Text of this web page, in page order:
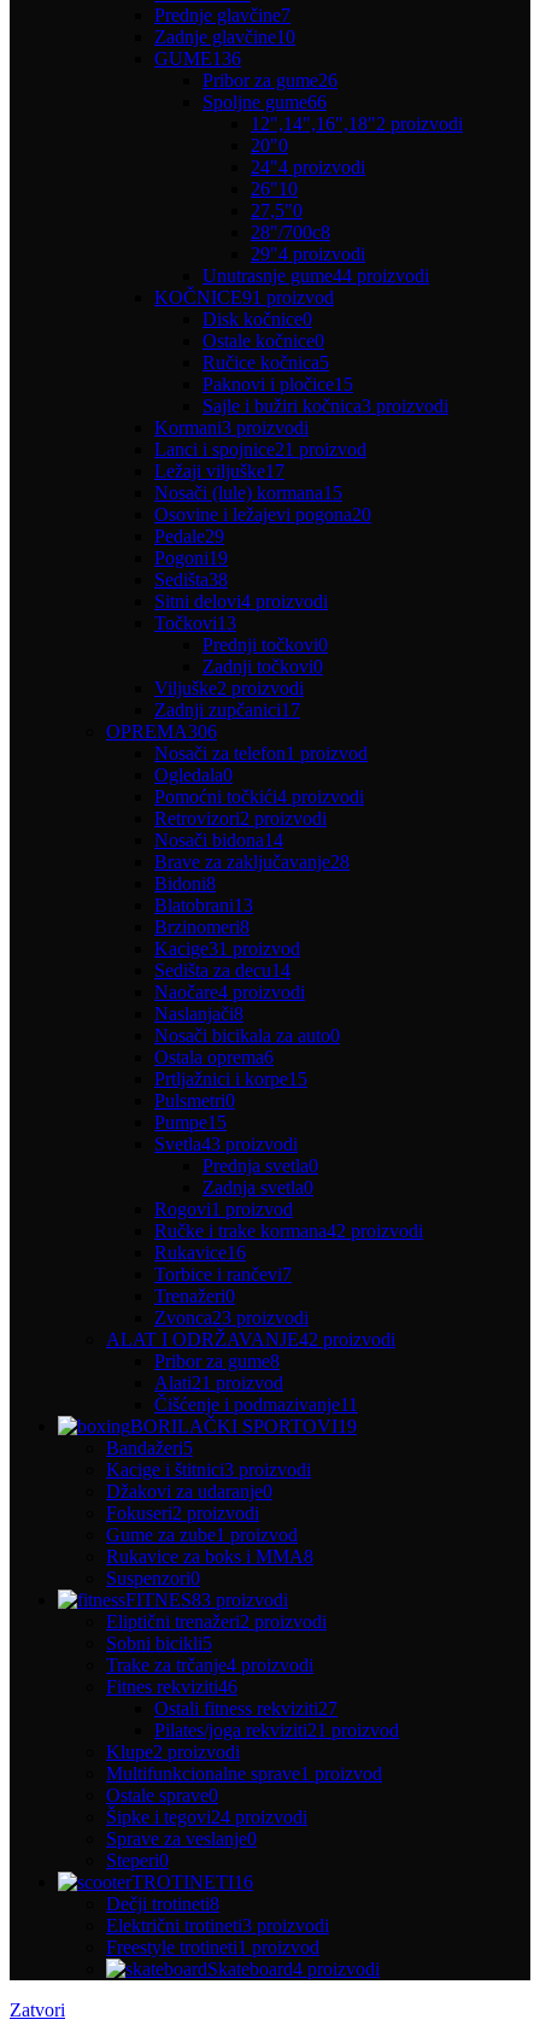
Prednje glavčine7
Zadnje glavčine10
GUME136
Pribor za gume26
Spoljne gume66
12",14",16",18"2 proizvodi
20"0
24"4 proizvodi
26"10
27,5"0
28"/700c8
29"4 proizvodi
Unutrasnje gume44 proizvodi
KOČNICE91 proizvod
Disk kočnice0
Ostale kočnice0
Ručice kočnica5
Paknovi i pločice15
Sajle i bužiri kočnica3 proizvodi
Kormani3 proizvodi
Lanci i spojnice21 proizvod
Ležaji viljuške17
Nosači (lule) kormana15
Osovine i ležajevi pogona20
Pedale29
Pogoni19
Sedišta38
Sitni delovi4 proizvodi
Točkovi13
Prednji točkovi0
Zadnji točkovi0
Viljuške2 proizvodi
Zadnji zupčanici17
OPREMA306
Nosači za telefon1 proizvod
Ogledala0
Pomoćni točkići4 proizvodi
Retrovizori2 proizvodi
Nosači bidona14
Brave za zaključavanje28
Bidoni8
Blatobrani13
Brzinomeri8
Kacige31 proizvod
Sedišta za decu14
Naočare4 proizvodi
Naslanjači8
Nosači bicikala za auto0
Ostala oprema6
Prtljažnici i korpe15
Pulsmetri0
Pumpe15
Svetla43 proizvodi
Prednja svetla0
Zadnja svetla0
Rogovi1 proizvod
Ručke i trake kormana42 proizvodi
Rukavice16
Torbice i rančevi7
Trenažeri0
Zvonca23 proizvodi
ALAT I ODRŽAVANJE42 proizvodi
Pribor za gume8
Alati21 proizvod
Čišćenje i podmazivanje11
BORILAČKI SPORTOVI19
Bandažeri5
Kacige i štitnici3 proizvodi
Džakovi za udaranje0
Fokuseri2 proizvodi
Gume za zube1 proizvod
Rukavice za boks i MMA8
Suspenzori0
FITNES83 proizvodi
Eliptični trenažeri2 proizvodi
Sobni bicikli5
Trake za trčanje4 proizvodi
Fitnes rekviziti46
Ostali fitness rekviziti27
Pilates/joga rekviziti21 proizvod
Klupe2 proizvodi
Multifunkcionalne sprave1 proizvod
Ostale sprave0
Šipke i tegovi24 proizvodi
Sprave za veslanje0
Steperi0
TROTINETI16
Dečji trotineti8
Električni trotineti3 proizvodi
Freestyle trotineti1 proizvod
Skateboard4 proizvodi
Zatvori